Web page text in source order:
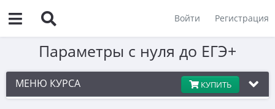
Войти Регистрация
Параметры с нуля до ЕГЭ+
КУПИТЬ
МЕНЮ КУРСА